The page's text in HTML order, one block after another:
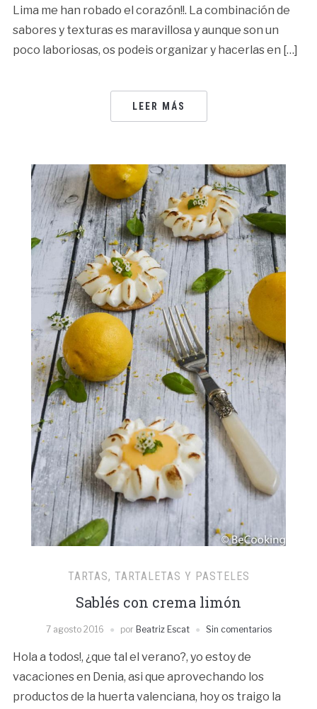
Lima me han robado el corazón!!. La combinación de
sabores y texturas es maravillosa y aunque son un
poco laboriosas, os podeis organizar y hacerlas en […]
LEER MÁS
TARTAS, TARTALETAS Y PASTELES
Sablés con crema limón
7 agosto 2016 por Beatriz Escat Sin comentarios
Hola a todos!, ¿que tal el verano?, yo estoy de
vacaciones en Denia, asi que aprovechando los
productos de la huerta valenciana, hoy os traigo la